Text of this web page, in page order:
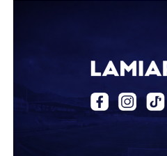
Το γκολ αυτό άλλαξε τη ροή
ψυχολογία στη Λαμία που
την κατοχή. Τα Τρίκαλα
χωρίς όμως να δημιουργούν
καθώς η άμυνα των παικτών